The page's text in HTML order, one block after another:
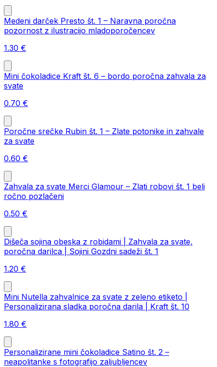
Medeni darček Presto št. 1 – Naravna poročna
pozornost z ilustracijo mladoporočencev
1.30 €
Mini čokoladice Kraft št. 6 – bordo poročna zahvala za
svate
0.70 €
Poročne srečke Rubin št. 1 – Zlate potonike in zahvale
za svate
0.60 €
Zahvala za svate Merci Glamour – Zlati robovi št. 1 beli
ročno pozlačeni
0.50 €
Dišeča sojina obeska z robidami | Zahvala za svate,
poročna darilca | Sojini Gozdni sadeži št. 1
1.20 €
Mini Nutella zahvalnice za svate z zeleno etiketo |
Personalizirana sladka poročna darila | Kraft št. 10
1.80 €
Personalizirane mini čokoladice Satino št. 2 –
neapolitanke s fotografijo zaljubljencev